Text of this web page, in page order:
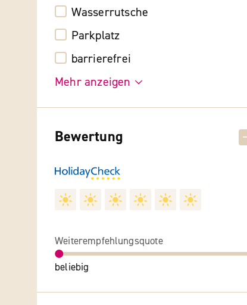
Wasserrutsche
Parkplatz
barrierefrei
Mehr anzeigen
Bewertung
Weiterempfehlungsquote
beliebig